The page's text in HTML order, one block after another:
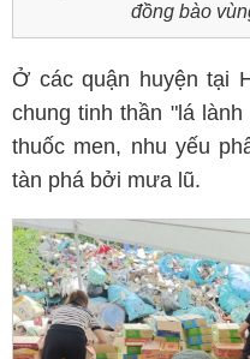
đồng bào
Ở các quận huyện tại
chung tinh thần "lá
thuốc men, nhu yếu
tàn phá bởi mưa lũ.